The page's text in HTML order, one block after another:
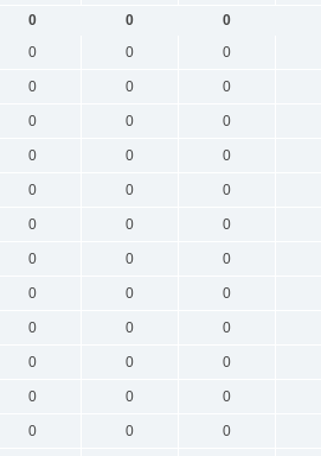
0 0
0
0 0 0
0 0 0
0 0 0
0 0 0
0 0 0
0 0 0
0 0 0
0 0 0
0 0 0
0 0 0
0 0 0
0 0 0